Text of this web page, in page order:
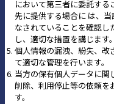
において第三者に委託す
先に提供する場合に は、
なされていることを確認
し、適切な措置を講じます。
個人情報の漏洩、紛失、改
て適切な管理を行います。
当方の保有個人データに関
削除、利用停止等の依頼を
す。